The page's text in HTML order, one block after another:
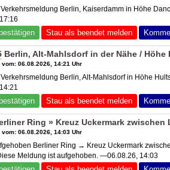
Verkehrsmeldung Berlin, Kaiserdamm in Höhe
Stau als beendet melden
Berlin, Alt-Mahlsdorf in der Nähe / Höhe
vom: 06.08.2026, 14:21 Uhr
Verkehrsmeldung Berlin, Alt-Mahlsdorf in Höhe
Stau als beendet melden
Ring » Kreuz Uckermark
vom: 06.08.2026, 14:03 Uhr
Berliner Ring → Kreuz Uckermark
Meldung ist aufgehoben. —06.08.26, 14:03